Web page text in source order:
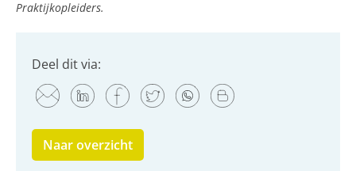
Praktijkopleiders.
Deel dit via:
Naar overzicht